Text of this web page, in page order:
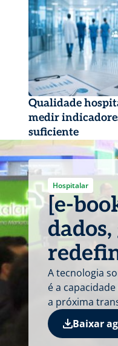
Qualidade
medir
suficiente
Hospitalar
[e-
A tecnologia
é a
a próxima
Baixar